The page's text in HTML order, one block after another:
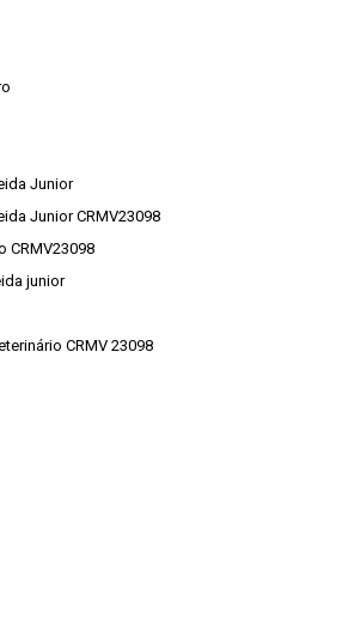
Junior
Junior CRMV23098
CRMV23098
junior
CRMV 23098